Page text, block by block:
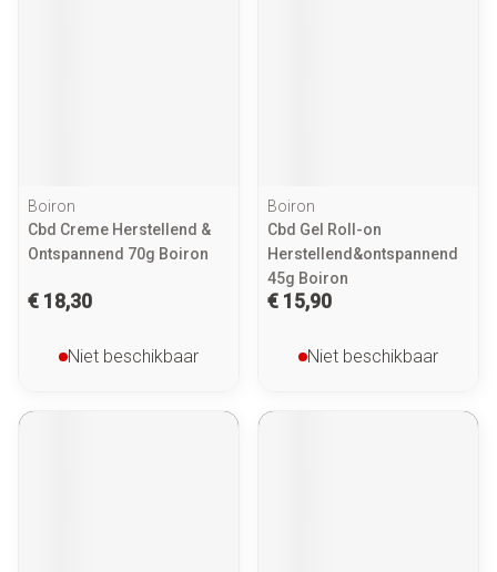
Boiron
Cbd Creme Herstellend &
Ontspannend 70g Boiron
€ 18,30
Niet beschikbaar
Boiron
Cbd Gel Roll-on
Herstellend&ontspannend
45g Boiron
€ 15,90
Niet beschikbaar